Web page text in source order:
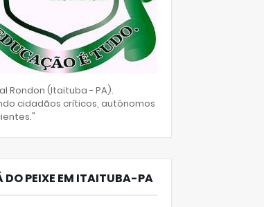
Rondon (Itaituba - PA).
cidadãos críticos, autônomos
DO PEIXE EM ITAITUBA-PA